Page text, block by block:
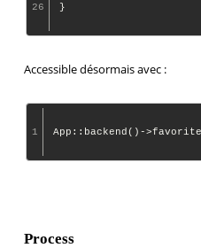
26
Accessible désormais avec :
1
Process